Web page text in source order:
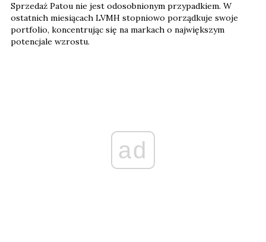
Sprzedaż Patou nie jest odosobnionym przypadkiem. W
ostatnich miesiącach LVMH stopniowo porządkuje swoje
portfolio, koncentrując się na markach o największym
potencjale wzrostu.
ad